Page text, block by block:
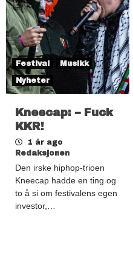
Festival
Musikk
Nyheter
Kneecap: – Fuck
KKR!
1 år ago
Redaksjonen
Den irske hiphop-trioen
Kneecap hadde en ting og
to å si om festivalens egen
investor,…